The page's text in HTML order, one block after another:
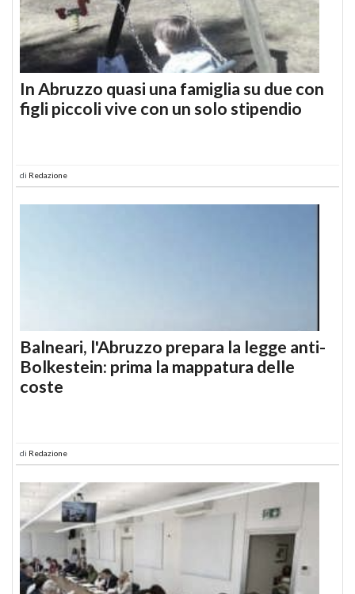
In Abruzzo quasi una famiglia su due con
figli piccoli vive con un solo stipendio
di Redazione
Balneari, l'Abruzzo prepara la legge anti-
Bolkestein: prima la mappatura delle
coste
di Redazione